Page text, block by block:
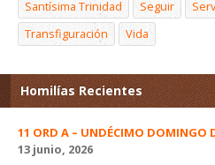
Santísima Trinidad
Seguir
Transfiguración
Vida
Homilías Recientes
11 ORD A – UNDÉCIMO DOMINGO
13 junio, 2026